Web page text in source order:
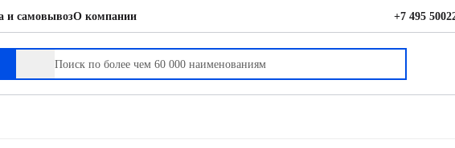
и самовывозО компании +7 495